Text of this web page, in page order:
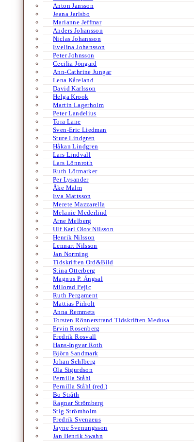
Anton Jansson
Jeana Jarlsbo
Marianne Jeffmar
Anders Johansson
Niclas Johansson
Evelina Johansson
Peter Johnsson
Cecilia Jöngard
Ann-Cathrine Jungar
Lena Kåreland
David Karlsson
Helga Krook
Martin Lagerholm
Peter Landelius
Tora Lane
Sven-Eric Liedman
Sture Lindgren
Håkan Lindgren
Lars Lindvall
Lars Lönnroth
Ruth Lötmarker
Per Lysander
Åke Malm
Eva Mattsson
Merete Mazzarella
Melanie Mederlind
Arne Melberg
Ulf Karl Olov Nilsson
Henrik Nilsson
Lennart Nilsson
Jan Norming
Tidskriften Ord&Bild
Stina Otterberg
Magnus P. Ängsal
Milorad Pejic
Ruth Pergament
Mattias Pirholt
Anna Remmets
Torsten Rönnerstrand Tidskriften Medusa
Ervin Rosenberg
Fredrik Rosvall
Hans-Ingvar Roth
Björn Sandmark
Johan Sehlberg
Ola Sigurdson
Pernilla Ståhl
Pernilla Ståhl (red.)
Bo Stråth
Ragnar Strömberg
Stig Strömholm
Fredrik Svenaeus
Jayne Svenungsson
Jan Henrik Swahn